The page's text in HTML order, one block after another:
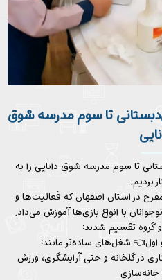
تا سوم مدرسه شوق
تا سوم مدرسه شوق دانایی را به
بردیم.
مفرح در استان اصفهان که فعالیت‌ها و
با انواع بازی‌ها آموزش می‌داد.
گروه تقسیم شدند:
شغل‌های ساده‌تر مانند:
در گلخانه و حتی آرایشگری، ورزش